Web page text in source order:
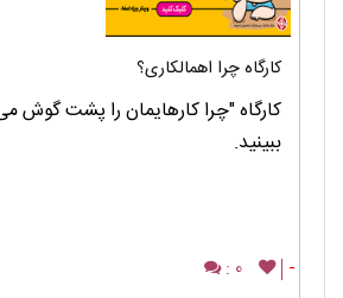
کارگاه چرا اهمالکاری؟
کارگاه "چرا کارهایمان را پشت گوش می
ببینید.
-
0 :